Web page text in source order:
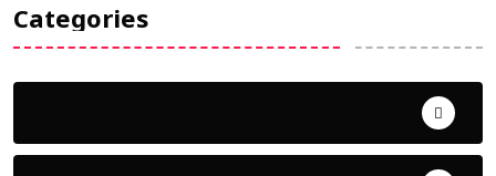
Categories